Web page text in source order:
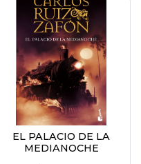
EL PALACIO DE LA
MEDIANOCHE